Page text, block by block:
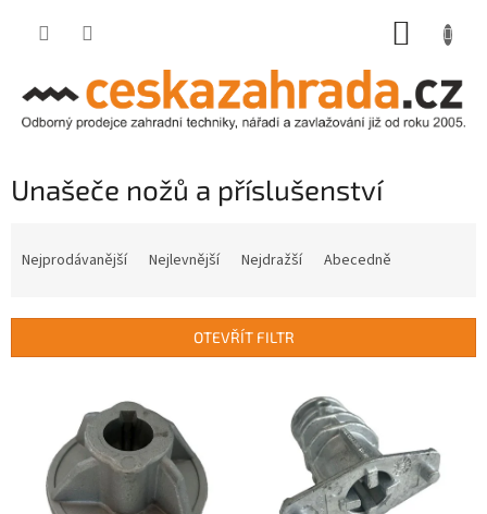
Unašeče nožů a příslušenství
í
Nejprodávanější Nejlevnější Nejdražší Abecedně
OTEVŘÍT FILTR